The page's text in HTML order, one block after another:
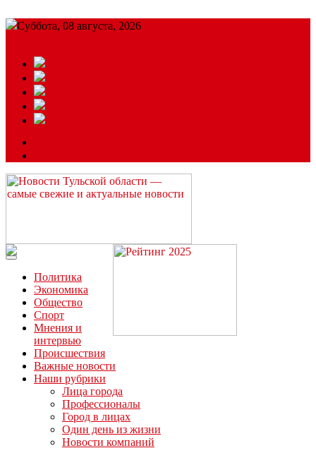
Суббота, 08 августа, 2026
Читайте последние новости дня в Тульской области на сайте
“ЗаНовомосковск”
Политика
Экономика
Общество
Спорт
Мнения и
интервью
Происшествия
Важные новости
Наши рубрики
Лица города
Профессионалы
Город в лицах
Один день из жизни
Новости компаний